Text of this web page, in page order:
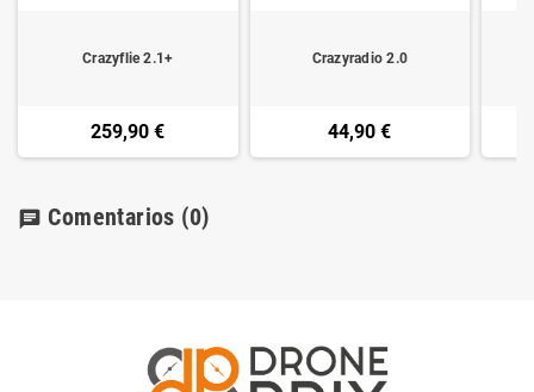
Crazyflie 2.1+
259,90 €
Crazyradio 2.0
44,90 €
chat Comentarios (0)